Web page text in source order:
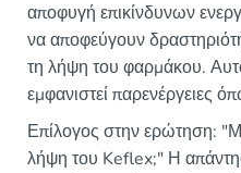
αποφυγή επικίνδυνων
να αποφεύγουν
τη λήψη του φαρμάκου.
εμφανιστεί παρενέργειες
Επίλογος στην ερώτηση:
λήψη του Keflex;" Η